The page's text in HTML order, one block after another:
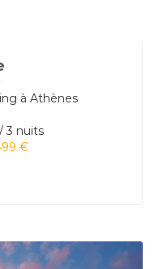
à Athènes
3 nuits
€